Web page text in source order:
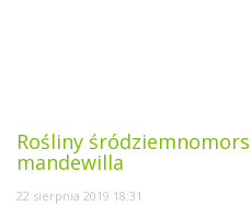
Rośliny
mandewilla
22 sierpnia 2019 18:31